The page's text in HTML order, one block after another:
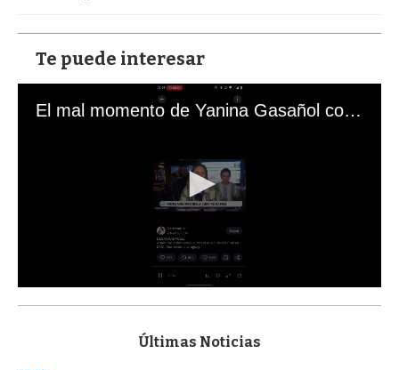
Te puede interesar
El mal momento de Yanina Gasañol con un hincha argentino en "Subrayado"
s
Últimas Noticias